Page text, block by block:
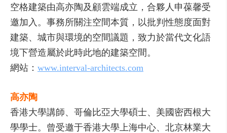
空格建築由高亦陶及顧雲端成立，合夥人申葆馨受
邀加入。事務所關注空間本質，以批判性態度面對
建築、城市與環境的空間議題，致力於當代文化語
境下營造屬於此時此地的建築空間。
網站： www.interval-architects.com
高亦陶
香港大學講師、哥倫比亞大學碩士、美國密西根大
學學士。曾受邀于香港大學上海中心、北京林業大